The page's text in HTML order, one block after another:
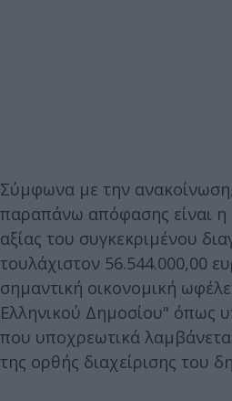
Σύμφωνα με την
παραπάνω απόφασης είναι η
αξίας του συγκεκριμένου
τουλάχιστον 56.544.000,00
σημαντική οικονομική
Ελληνικού Δημοσίου" όπως
που υποχρεωτικά
της ορθής διαχείρισης του